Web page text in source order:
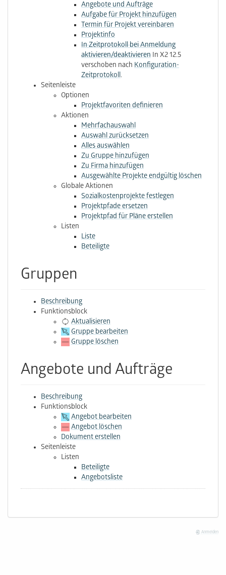
Angebote und Aufträge
Aufgabe für Projekt hinzufügen
Termin für Projekt vereinbaren
Projektinfo
In Zeitprotokoll bei Anmeldung
aktivieren/deaktivieren In X2 12.5
verschoben nach Konfiguration-
Zeitprotokoll.
Seitenleiste
Optionen
Projektfavoriten definieren
Aktionen
Mehrfachauswahl
Auswahl zurücksetzen
Alles auswählen
Zu Gruppe hinzufügen
Zu Firma hinzufügen
Ausgewählte Projekte endgültig löschen
Globale Aktionen
Sozialkostenprojekte festlegen
Projektpfade ersetzen
Projektpfad für Pläne erstellen
Listen
Liste
Beteiligte
Gruppen
Beschreibung
Funktionsblock
Aktualisieren
Gruppe bearbeiten
Gruppe löschen
Angebote und Aufträge
Beschreibung
Funktionsblock
Angebot bearbeiten
Angebot löschen
Dokument erstellen
Seitenleiste
Listen
Beteiligte
Angebotsliste
Anmelden